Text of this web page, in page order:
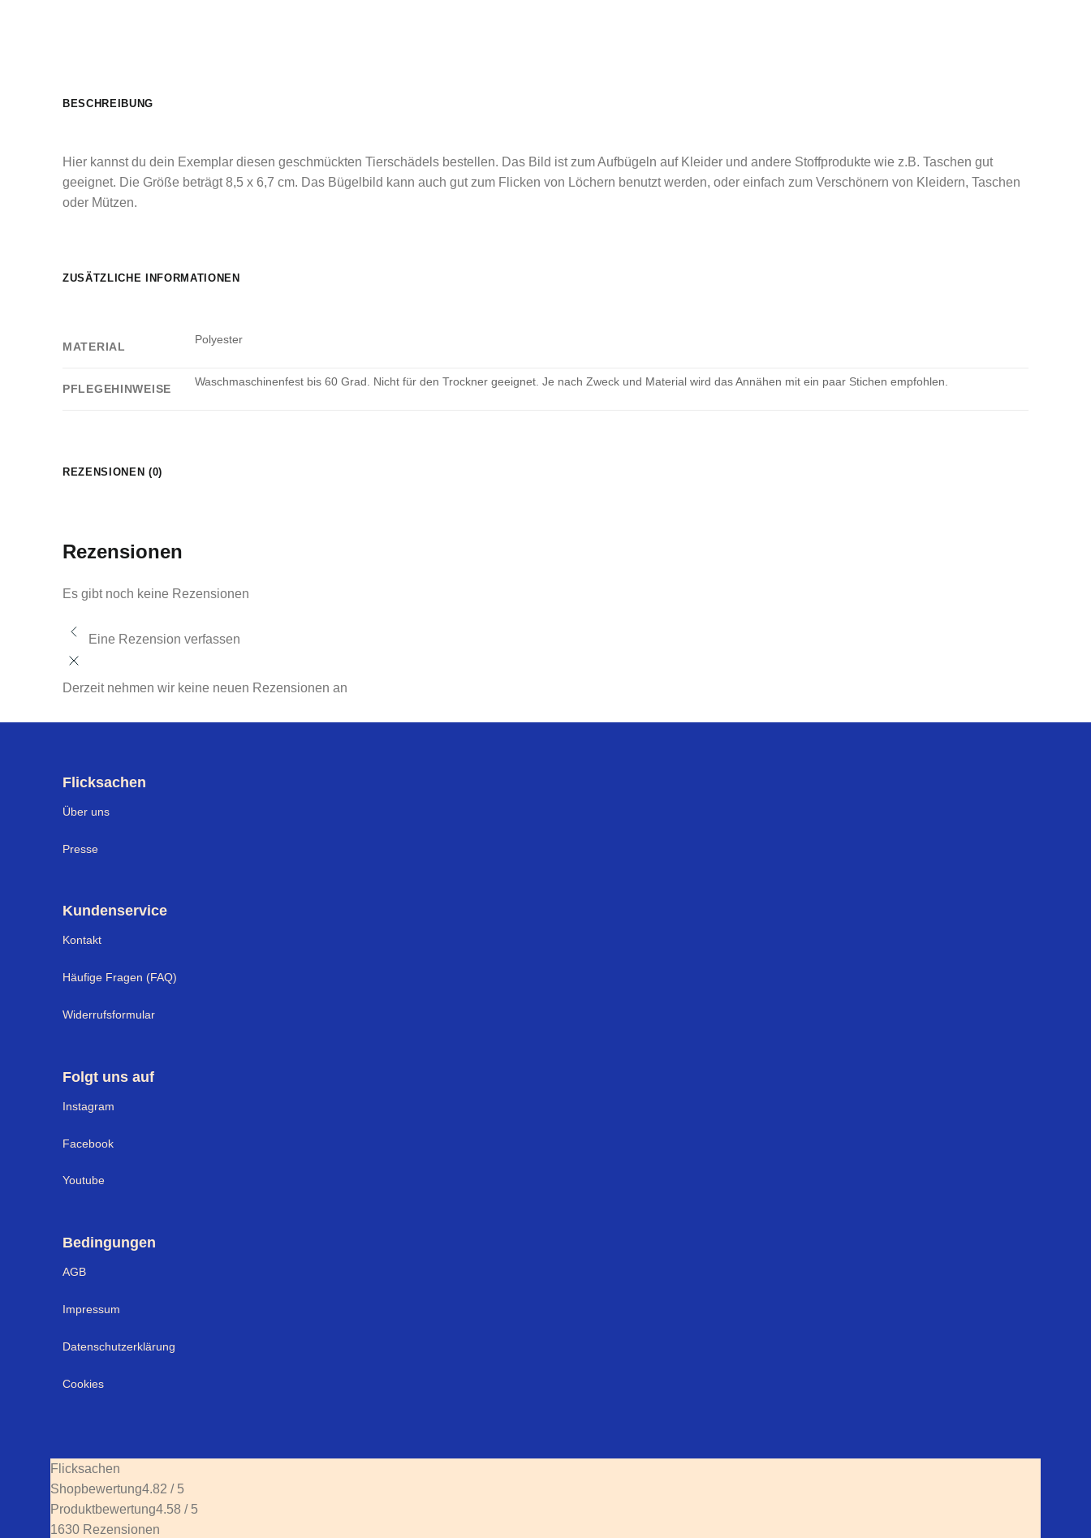
BESCHREIBUNG
Hier kannst du dein Exemplar diesen geschmückten Tierschädels bestellen. Das Bild ist zum Aufbügeln auf Kleider und andere Stoffprodukte wie z.B. Taschen gut
geeignet. Die Größe beträgt 8,5 x 6,7 cm. Das Bügelbild kann auch gut zum Flicken von Löchern benutzt werden, oder einfach zum Verschönern von Kleidern, Taschen
oder Mützen.
ZUSÄTZLICHE INFORMATIONEN
MATERIAL
Polyester
PFLEGEHINWEISE
Waschmaschinenfest bis 60 Grad. Nicht für den Trockner geeignet. Je nach Zweck und Material wird das Annähen mit ein paar Stichen empfohlen.
REZENSIONEN (0)
Rezensionen
Es gibt noch keine Rezensionen
Eine Rezension verfassen
Derzeit nehmen wir keine neuen Rezensionen an
Flicksachen
Über uns
Presse
Kundenservice
Kontakt
Häufige Fragen (FAQ)
Widerrufsformular
Folgt uns auf
Instagram
Facebook
Youtube
Bedingungen
AGB
Impressum
Datenschutzerklärung
Cookies
Flicksachen
Shopbewertung4.82 / 5
Produktbewertung4.58 / 5
1630 Rezensionen